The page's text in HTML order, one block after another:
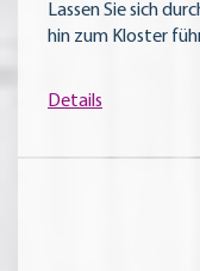
Lassen Sie sich
hin zum Kloster
Details